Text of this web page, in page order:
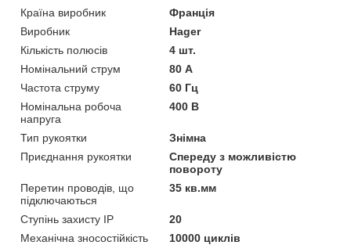
Країна виробник
Франція
Виробник
Hager
Кількість полюсів
4 шт.
Номінальний струм
80 А
Частота струму
60 Гц
Номінальна робоча
напруга
400 В
Тип рукоятки
Знімна
Приєднання рукоятки
Спереду з можливістю
повороту
Перетин проводів, що
підключаються
35 кв.мм
Ступінь захисту IP
20
Механічна зносостійкість
10000 циклів